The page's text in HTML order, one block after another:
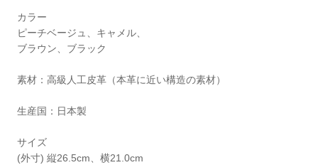
カラー
ピーチベージュ、キャメル、
ブラウン、ブラック
素材：高級人工皮革（本革に近い構造の素材）
生産国：日本製
サイズ
(外寸) 縦26.5cm、横21.0cm